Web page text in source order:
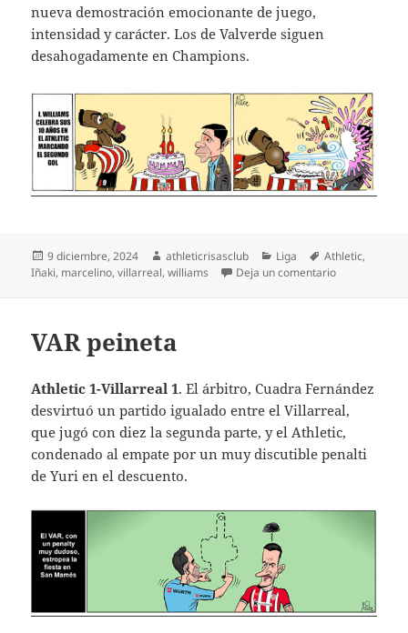
nueva demostración emocionante de juego,
intensidad y carácter. Los de Valverde siguen
desahogadamente en Champions.
Publicado
el
9 diciembre, 2024 Autor
athleticrisasclub Categorías
Liga Etiquetas
Athletic,
Iñaki, marcelino,villarreal,williams Deja un comentarioen El Athletic
VAR peineta
Athletic 1-Villarreal 1. El árbitro, Cuadra Fernández
desvirtuó un partido igualado entre el Villarreal,
que jugó con diez la segunda parte, y el Athletic,
condenado al empate por un muy discutible penalti
de Yuri en el descuento.